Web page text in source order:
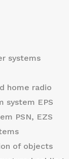
systems
home radio
system EPS
PSN, EZS
of objects